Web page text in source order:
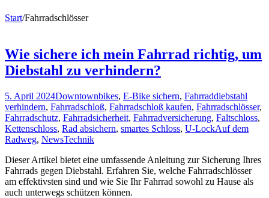
Start/Fahrradschlösser
Wie sichere ich mein Fahrrad richtig, um
Diebstahl zu verhindern?
5. April 2024Downtownbikes, E-Bike sichern, Fahrraddiebstahl
verhindern, Fahrradschloß, Fahrradschloß kaufen, Fahrradschlösser,
Fahrradschutz, Fahrradsicherheit, Fahrradversicherung, Faltschloss,
Kettenschloss, Rad absichern, smartes Schloss, U-LockAuf dem
Radweg, NewsTechnik
Dieser Artikel bietet eine umfassende Anleitung zur Sicherung Ihres
Fahrrads gegen Diebstahl. Erfahren Sie, welche Fahrradschlösser
am effektivsten sind und wie Sie Ihr Fahrrad sowohl zu Hause als
auch unterwegs schützen können.